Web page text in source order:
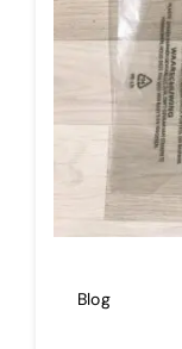
İmalat
Blog